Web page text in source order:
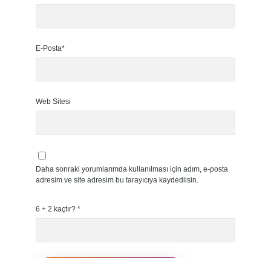
E-Posta*
Web Sitesi
Daha sonraki yorumlarımda kullanılması için adım, e-posta
adresim ve site adresim bu tarayıcıya kaydedilsin.
6 + 2 kaçtır? *